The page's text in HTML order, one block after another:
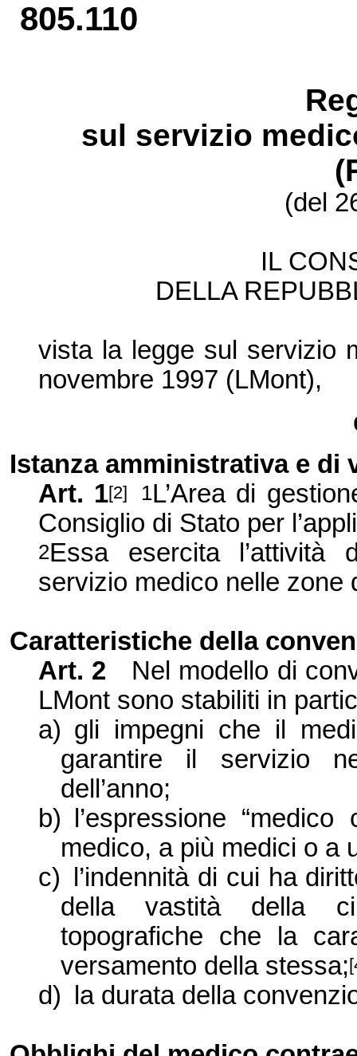
805.110
sul servizio
(del
IL
DELLA
vista la legge sul servizio
novembre 1997 (LMont),
Istanza amministrativa e di
Art. 1[2] 1L’Area di
Consiglio di Stato per
2Essa esercita l’attività
servizio medico nelle zone
Caratteristiche della
Art. 2
Nel modello di
LMont sono stabiliti in
a) gli impegni che il
garantire il servizio
dell’anno;
b)
l’espressione
medico, a più medici o a
c)
l’indennità di cui ha
della vastità della
topografiche che la
versamento della stessa;
d) la durata della